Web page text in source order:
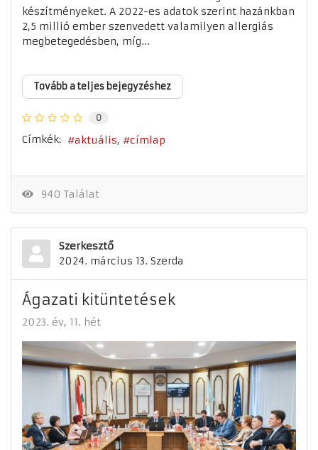
készítményeket. A 2022-es adatok szerint hazánkban
2,5 millió ember szenvedett valamilyen allergiás
megbetegedésben, míg...
Tovább a teljes bejegyzéshez
0
Címkék: aktuális címlap
940 Találat
Szerkesztő
2024. március 13. Szerda
Ágazati kitüntetések
2023. év 11. hét